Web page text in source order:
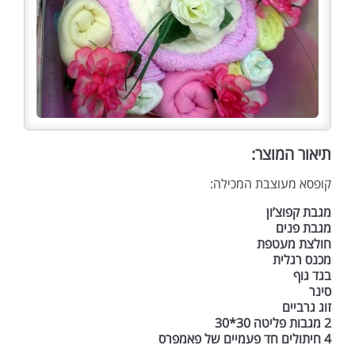
תיאור המוצר:
קופסא מעוצבת המכילה:
מגבת קפוצ’ון
מגבת פנים
חולצת מעטפת
מכנס רגלית
בגד גוף
סינר
זוג גרביים
2 מגבות פליטה 30*30
4 חיתולים חד פעמיים של פאמפרס